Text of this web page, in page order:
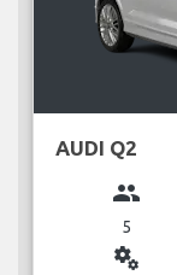
AUDI Q2
group
5
miscellaneous_services